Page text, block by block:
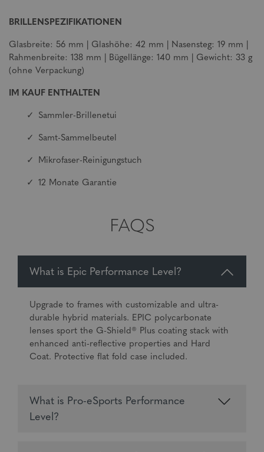
BRILLENSPEZIFIKATIONEN
Glasbreite: 56 mm | Glashöhe: 42 mm | Nasensteg: 19 mm |
Rahmenbreite: 138 mm | Bügellänge: 140 mm | Gewicht: 33 g
(ohne Verpackung)
IM KAUF ENTHALTEN
Sammler-Brillenetui
Samt-Sammelbeutel
Mikrofaser-Reinigungstuch
12 Monate Garantie
FAQS
What is Epic Performance Level?
Upgrade to frames with customizable and ultra-
durable hybrid materials. EPIC polycarbonate
lenses sport the G-Shield® Plus coating stack with
enhanced anti-reflective properties and Hard
Coat. Protective flat fold case included.
What is Pro-eSports Performance
Level?